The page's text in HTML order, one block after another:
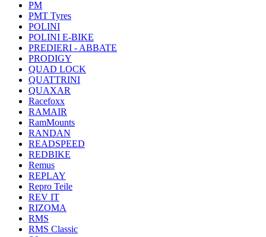
PM
PMT Tyres
POLINI
POLINI E-BIKE
PREDIERI - ABBATE
PRODIGY
QUAD LOCK
QUATTRINI
QUAXAR
Racefoxx
RAMAIR
RamMounts
RANDAN
READSPEED
REDBIKE
Remus
REPLAY
Repro Teile
REV IT
RIZOMA
RMS
RMS Classic